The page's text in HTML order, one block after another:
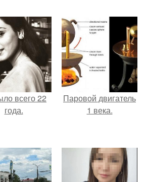
всего 22
года.
Паровой двигатель
1 века.